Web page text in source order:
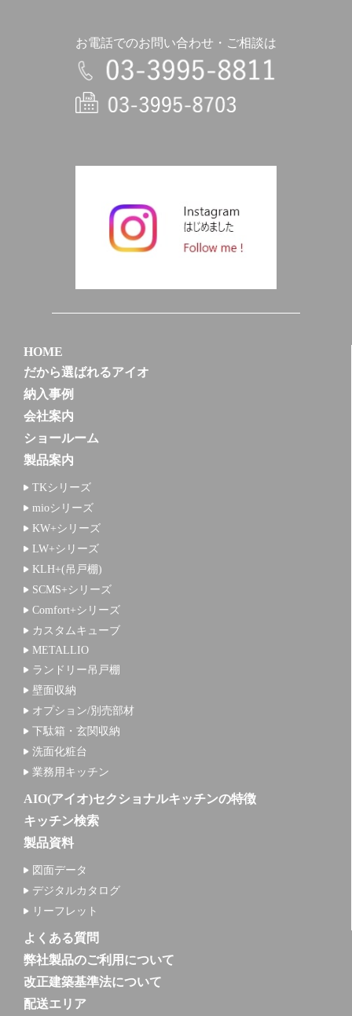
お電話でのお問い合わせ・ご相談は
電話
HOME
だから選ばれるアイオ
納入事例
会社案内
ショールーム
製品案内
TKシリーズ
mioシリーズ
KW+シリーズ
LW+シリーズ
KLH+(吊戸棚)
SCMS+シリーズ
Comfort+シリーズ
カスタムキューブ
METALLIO
ランドリー吊戸棚
壁面収納
オプション/別売部材
下駄箱・玄関収納
洗面化粧台
業務用キッチン
AIO(アイオ)セクショナルキッチンの特徴
キッチン検索
製品資料
図面データ
デジタルカタログ
リーフレット
よくある質問
弊社製品のご利用について
改正建築基準法について
配送エリア